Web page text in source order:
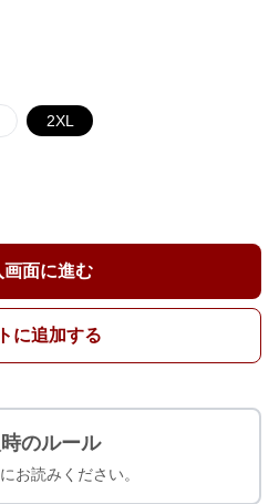
2XL
画面に進む
に追加する
のルール
お読みください。